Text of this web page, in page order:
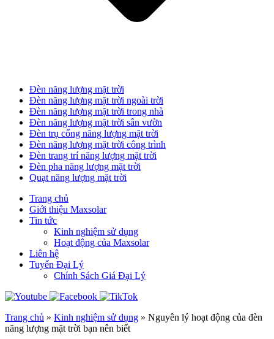
Đèn năng lượng mặt trời
Đèn năng lượng mặt trời ngoài trời
Đèn năng lượng mặt trời trong nhà
Đèn năng lượng mặt trời sân vườn
Đèn trụ cổng năng lượng mặt trời
Đèn năng lượng mặt trời công trình
Đèn trang trí năng lượng mặt trời
Đèn pha năng lượng mặt trời
Quạt năng lượng mặt trời
Trang chủ
Giới thiệu Maxsolar
Tin tức
Kinh nghiệm sử dụng
Hoạt động của Maxsolar
Liên hệ
Tuyển Đại Lý
Chính Sách Giá Đại Lý
Trang chủ » Kinh nghiệm sử dụng » Nguyên lý hoạt động của đèn
năng lượng mặt trời bạn nên biết